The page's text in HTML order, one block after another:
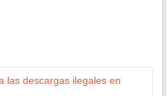
las descargas ilegales en